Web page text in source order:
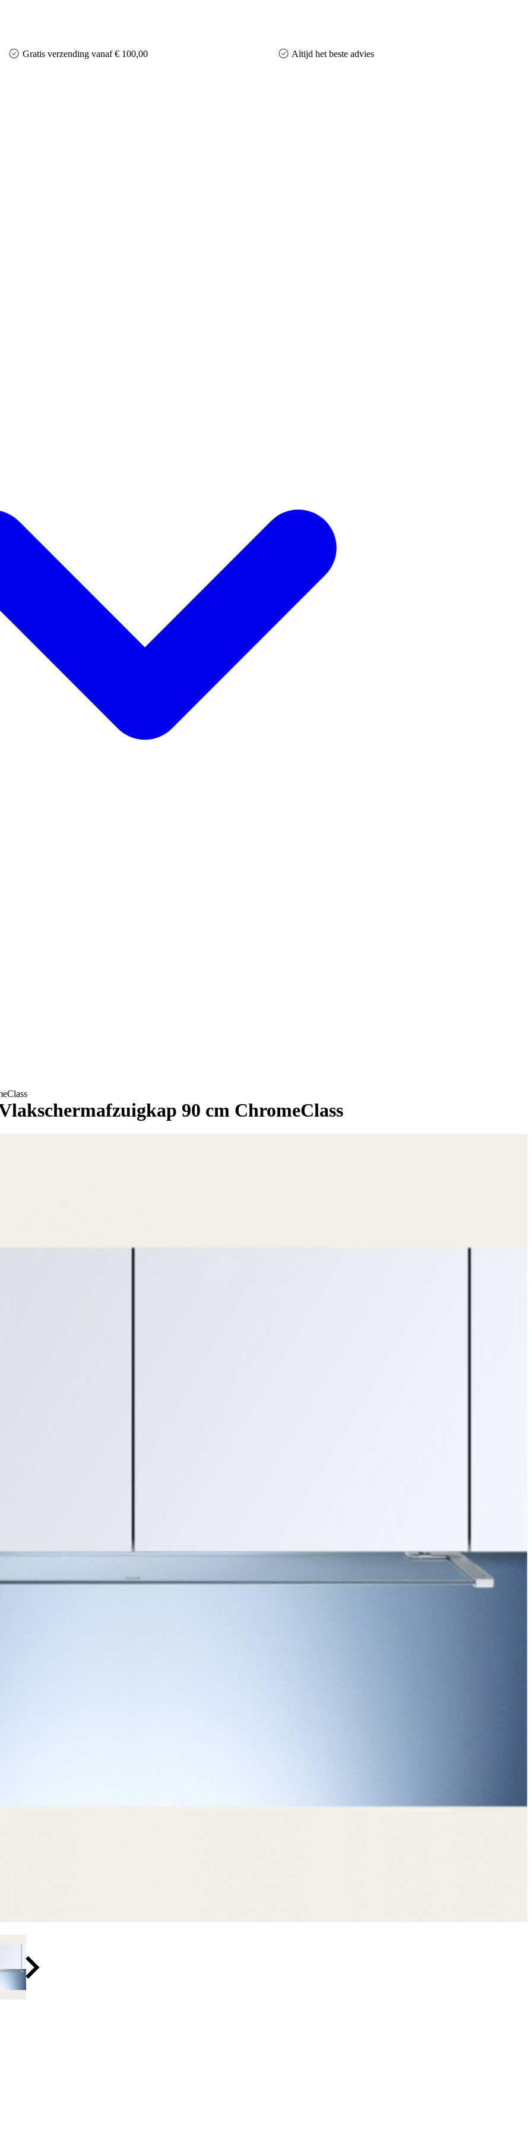
Gratis verzending vanaf € 100,00 Altijd het beste advies
90 cm ChromeClass